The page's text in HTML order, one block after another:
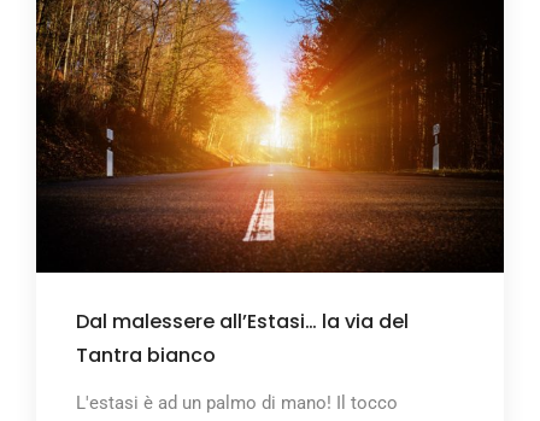
Dal malessere all’Estasi… la via del
Tantra bianco
L'estasi è ad un palmo di mano! Il tocco